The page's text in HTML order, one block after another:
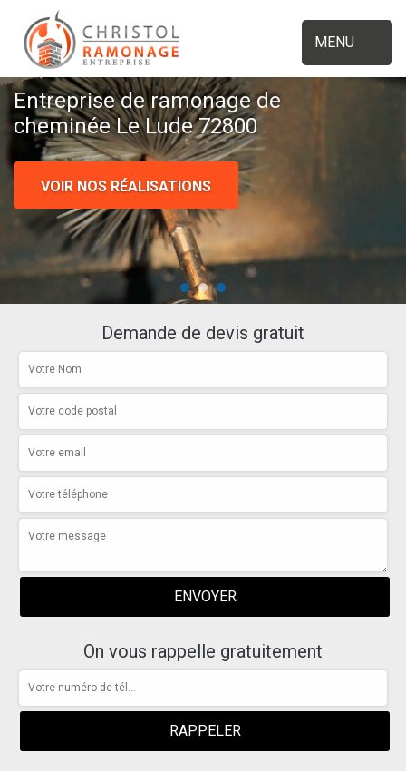
MENU
Entreprise de ramonage de
cheminée Le Lude 72800
VOIR NOS RÉALISATIONS
Demande de devis gratuit
On vous rappelle gratuitement